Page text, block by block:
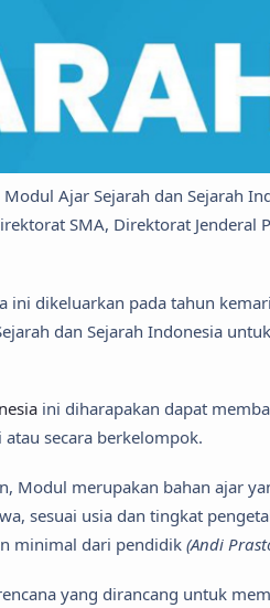
Ajar Sejarah dan Sejarah
SMA, Direktorat Jenderal
ini dikeluarkan pada tahun
dan Sejarah Indonesia
ini diharapakan dapat
secara berkelompok.
Modul merupakan bahan ajar
sesuai usia dan tingkat
minimal dari pendidik(Andi
yang dirancang untuk